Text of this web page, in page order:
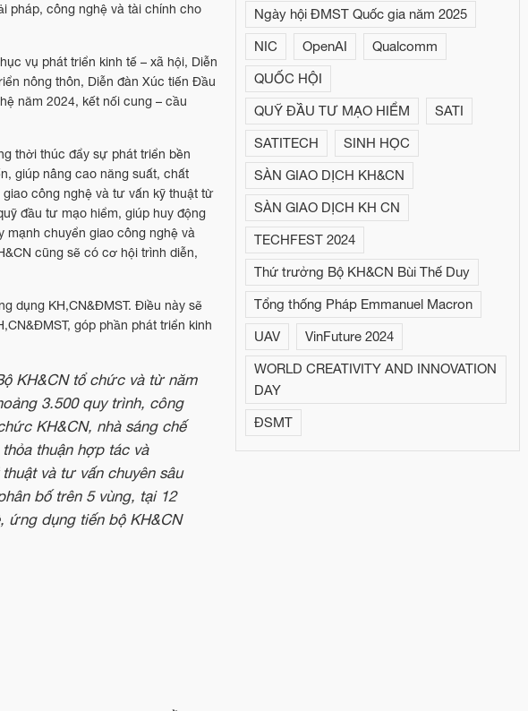
pháp, công nghệ và tài chính cho
vụ phát triển kinh tế – xã hội, Diễn
nông thôn, Diễn đàn Xúc tiến Đầu
năm 2024, kết nối cung – cầu
thời thúc đẩy sự phát triển bền
giúp nâng cao năng suất, chất
công nghệ và tư vấn kỹ thuật từ
đầu tư mạo hiểm, giúp huy động
chuyển giao công nghệ và
cũng sẽ có cơ hội trình diễn,
dụng KH,CN&ĐMST. Điều này sẽ
góp phần phát triển kinh
KH&CN tổ chức và từ năm
3.500 quy trình, công
KH&CN, nhà sáng chế
thuận hợp tác và
và tư vấn chuyên sâu
bố trên 5 vùng, tại 12
ứng dụng tiến bộ KH&CN
Ngày hội ĐMST Quốc gia năm 2025
NIC OpenAI Qualcomm
QUỐC HỘI
QUỸ ĐẦU TƯ MẠO HIỂM SATI
SATITECH SINH HỌC
SÀN GIAO DỊCH KH&CN
SÀN GIAO DỊCH KH CN
TECHFEST 2024
Thứ trưởng Bộ KH&CN Bùi Thế Duy
Tổng thống Pháp Emmanuel Macron
UAV VinFuture 2024
WORLD CREATIVITY AND INNOVATION
DAY
ĐSMT